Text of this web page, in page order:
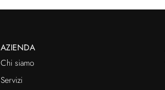
AZIENDA
Chi siamo
Servizi